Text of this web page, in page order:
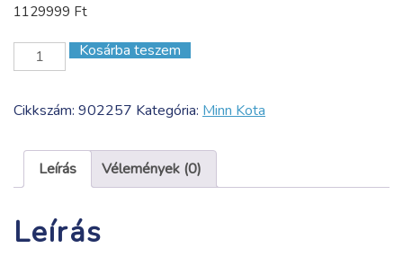
1129999 Ft
Terrova
/
182cm
shaftlength
24V
mennyiség
Kosárba teszem
Cikkszám: 902257 Kategória: Minn Kota
Leírás Vélemények (0)
Leírás